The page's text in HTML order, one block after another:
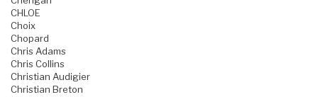
CHLOE
Choix
Chopard
Chris Adams
Chris Collins
Christian Audigier
Christian Breton